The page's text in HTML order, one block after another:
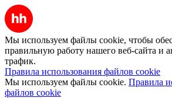
Мы используем файлы cookie, чтобы
правильную работу нашего веб-сайта и
трафик.
Правила использования файлов cookie
Мы используем файлы cookie. Правила
файлов cookie